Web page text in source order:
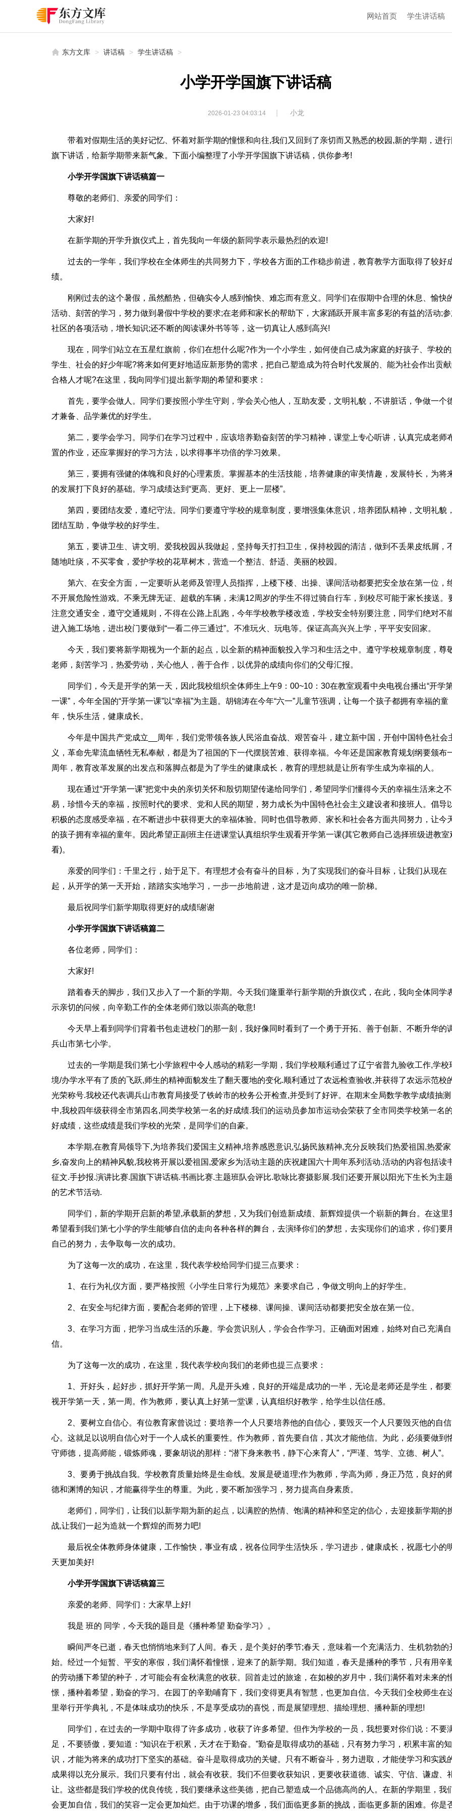
网站首页 学生讲话稿
东方文库 > 讲话稿 > 学生讲话稿 >
小学开学国旗下讲话稿
2026-01-23 04:03:14 | 小龙
带着对假期生活的美好记忆、怀着对新学期的憧憬和向往,我们又回到了亲切而又熟悉的校园,新的学期，进行
旗下讲话，给新学期带来新气象。下面小编整理了小学开学国旗下讲话稿，供你参考!
小学开学国旗下讲话稿篇一
尊敬的老师们、亲爱的同学们：
大家好!
在新学期的开学升旗仪式上，首先我向一年级的新同学表示最热烈的欢迎!
过去的一学年，我们学校在全体师生的共同努力下，学校各方面的工作稳步前进，教育教学方面取得了较好
绩。
刚刚过去的这个暑假，虽然酷热，但确实令人感到愉快、难忘而有意义。同学们在假期中合理的休息、愉快
活动、刻苦的学习，努力做到暑假中学校的要求;在老师和家长的帮助下，大家踊跃开展丰富多彩的有益的活动;参
社区的各项活动，增长知识;还不断的阅读课外书等等，这一切真让人感到高兴!
现在，同学们站立在五星红旗前，你们在想什么呢?作为一个小学生，如何使自己成为家庭的好孩子、学校
学生、社会的好少年呢?将来如何更好地适应新形势的需求，把自己塑造成为符合时代发展的、能为社会作出贡
合格人才呢?在这里，我向同学们提出新学期的希望和要求：
首先，要学会做人。同学们要按照小学生守则，学会关心他人，互助友爱，文明礼貌，不讲脏话，争做一个
才兼备、品学兼优的好学生。
第二，要学会学习。同学们在学习过程中，应该培养勤奋刻苦的学习精神，课堂上专心听讲，认真完成老师
置的作业，还应掌握好的学习方法，以求得事半功倍的学习效果。
第三，要拥有强健的体魄和良好的心理素质。掌握基本的生活技能，培养健康的审美情趣，发展特长，为将
的发展打下良好的基础。学习成绩达到“更高、更好、更上一层楼”。
第四，要团结友爱，遵纪守法。同学们要遵守学校的规章制度，要增强集体意识，培养团队精神，文明礼貌，
团结互助，争做学校的好学生。
第五，要讲卫生、讲文明。爱我校园从我做起，坚持每天打扫卫生，保持校园的清洁，做到不丢果皮纸屑，
随地吐痰，不买零食，爱护学校的花草树木，营造一个整洁、舒适、美丽的校园。
第六、在安全方面，一定要听从老师及管理人员指挥，上楼下楼、出操、课间活动都要把安全放在第一位，
不开展危险性游戏。不乘无牌无证、超载的车辆，未满12周岁的学生不得过骑自行车，到校尽可能于家长接送。
注意交通安全，遵守交通规则，不得在公路上乱跑，今年学校教学楼改造，学校安全特别要注意，同学们绝对不
进入施工场地，进出校门要做到“一看二停三通过”。不准玩火、玩电等。保证高高兴兴上学，平平安安回家。
今天，我们要将新学期视为一个新的起点，以全新的精神面貌投入学习和生活之中。遵守学校规章制度，尊
老师，刻苦学习，热爱劳动，关心他人，善于合作，以优异的成绩向你们的父母汇报。
同学们，今天是开学的第一天，因此我校组织全体师生上午9：00~10：30在教室观看中央电视台播出“开学
一课”，今年全国的“开学第一课”以“幸福”为主题。胡锦涛在今年“六一”儿童节强调，让每一个孩子都拥有幸福的童
年，快乐生活，健康成长。
今年是中国共产党成立__周年，我们党带领各族人民浴血奋战、艰苦奋斗，建立新中国，开创中国特色社会
义，革命先辈流血牺牲无私奉献，都是为了祖国的下一代摆脱苦难、获得幸福。今年还是国家教育规划纲要颁布
周年，教育改革发展的出发点和落脚点都是为了学生的健康成长，教育的理想就是让所有学生成为幸福的人。
现在通过“开学第一课”把党中央的亲切关怀和殷切期望传递给同学们，希望同学们懂得今天的幸福生活来之不
易，珍惜今天的幸福，按照时代的要求、党和人民的期望，努力成长为中国特色社会主义建设者和接班人。倡导
积极的态度感受幸福，在不断进步中获得更大的幸福体验。同时也倡导教师、家长和社会各方面共同努力，让今
的孩子拥有幸福的童年。因此希望正副班主任进课堂认真组织学生观看开学第一课(其它教师自己选择班级进教室
看)。
亲爱的同学们：千里之行，始于足下。有理想才会有奋斗的目标，为了实现我们的奋斗目标，让我们从现在
起，从开学的第一天开始，踏踏实实地学习，一步一步地前进，这才是迈向成功的唯一阶梯。
最后祝同学们新学期取得更好的成绩!谢谢
小学开学国旗下讲话稿篇二
各位老师，同学们：
大家好!
踏着春天的脚步，我们又步入了一个新的学期。今天我们隆重举行新学期的升旗仪式，在此，我向全体同学
示亲切的问候，向辛勤工作的全体老师们致以崇高的敬意!
今天早上看到同学们背着书包走进校门的那一刻，我好像同时看到了一个勇于开拓、善于创新、不断升华的
兵山市第七小学。
过去的一学期是我们第七小学旅程中令人感动的精彩一学期，我们学校顺利通过了辽宁省普九验收工作,学校
境/办学水平有了质的飞跃,师生的精神面貌发生了翻天覆地的变化.顺利通过了农远检查验收,并获得了农远示范校
光荣称号.我校还代表调兵山市教育局接受了铁岭市的校务公开检查,并受到了好评。在期末全局数学教学成绩抽测
中,我校四年级获得全市第四名,同类学校第一名的好成绩.我们的运动员参加市运动会荣获了全市同类学校第一名的
好成绩，这些成绩是我们学校的光荣，是同学们的自豪。
本学期,在教育局领导下,为培养我们爱国主义精神,培养感恩意识,弘扬民族精神,充分反映我们热爱祖国,热爱家
乡,奋发向上的精神风貌,我校将开展以爱祖国,爱家乡为活动主题的庆祝建国六十周年系列活动.活动的内容包括读
征文.手抄报.演讲比赛.国旗下讲话稿.书画比赛.主题班队会评比.歌咏比赛摄影展.我们还要开展以阳光下生长为主题
的艺术节活动.
同学们，新的学期开启新的希望,承载新的梦想，又为我们创造新成绩、新辉煌提供一个崭新的舞台。在这里
希望看到我们第七小学的学生能够自信的走向各种各样的舞台，去演绎你们的梦想，去实现你们的追求，你们要
自己的努力，去争取每一次的成功。
为了这每一次的成功，在这里，我代表学校给同学们提三点要求：
1、在行为礼仪方面，要严格按照《小学生日常行为规范》来要求自己，争做文明向上的好学生。
2、在安全与纪律方面，要配合老师的管理，上下楼梯、课间操、课间活动都要把安全放在第一位。
3、在学习方面，把学习当成生活的乐趣。学会赏识别人，学会合作学习。正确面对困难，始终对自己充满自
信。
为了这每一次的成功，在这里，我代表学校向我们的老师也提三点要求：
1、开好头，起好步，抓好开学第一周。凡是开头难，良好的开端是成功的一半，无论是老师还是学生，都
视开学第一天，第一周。作为教师，要认真上好第一堂课，认真组织好教学，给学生以信任感。
2、要树立自信心。有位教育家曾说过：要培养一个人只要培养他的自信心，要毁灭一个人只要毁灭他的自信
心。这就足以说明自信心对于一个人成长的重要性。作为教师，首先要自信，其次才能他信。为此，必须要做到
守师德，提高师能，锻炼师魂，要象胡说的那样：“潜下身来教书，静下心来育人”，“严谨、笃学、立德、树人”。
3、要勇于挑战自我。学校教育质量始终是生命线。发展是硬道理;作为教师，学高为师，身正乃范，良好的
德和渊博的知识，才能赢得学生的尊重。为此，要不断加强学习，努力提高自身素质。
老师们，同学们，让我们以新学期为新的起点，以满腔的热情、饱满的精神和坚定的信心，去迎接新学期的
战,让我们一起为造就一个辉煌的而努力吧!
最后祝全体教师身体健康，工作愉快，事业有成，祝各位同学生活快乐，学习进步，健康成长，祝愿七小的
天更加美好!
小学开学国旗下讲话稿篇三
亲爱的老师、同学们：大家早上好!
我是 班的 同学，今天我的题目是《播种希望 勤奋学习》。
瞬间严冬已逝，春天也悄悄地来到了人间。春天，是个美好的季节;春天，意味着一个充满活力、生机勃勃的
始。经过一个短暂、平安的寒假，我们满怀着憧憬，迎来了的新学期。我们知道，春天是播种的季节，只有用辛
的劳动播下希望的种子，才可能会有金秋满意的收获。回首走过的旅途，在如梭的岁月中，我们满怀着对未来的
憬，播种着希望，勤奋的学习。在园丁的辛勤哺育下，我们变得更具有智慧，也更加自信。今天我们全校师生在
里举行开学典礼，不是体味成功的快乐，不是享受成功的喜悦，而是展望理想、描绘理想、播种新的理想!
同学们，在过去的一学期中取得了许多成功，收获了许多希望。但作为学校的一员，我想要对你们说：不要
足，不要骄傲，要知道：“知识在于积累，天才在于勤奋。”勤奋是取得成功的基础，只有努力学习，积累丰富的知
识，才能为将来的成功打下坚实的基础。奋斗是取得成功的关键。只有不断奋斗，努力进取，才能使学习和实践
成果得以充分展示。我们只要有付出，就会有收获。我们不但要收获知识，更要收获道德、诚实、守信、谦虚、
让。这些都是我们学校的优良传统，我们要继承这些美德，把自己塑造成一个品德高尚的人。在新的学期里，我
会更加自信，我们的笑容一定会更加灿烂。由于功课的增多，我们面临更多新的挑战，面临更多新的困难。你是